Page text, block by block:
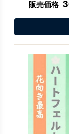
販売価格